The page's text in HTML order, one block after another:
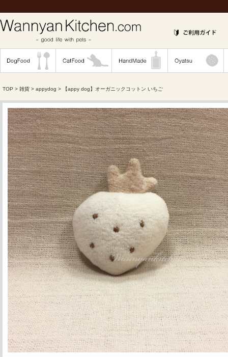
TOP > 雑貨 > appydog > 【appy dog】オーガニックコットン いちご